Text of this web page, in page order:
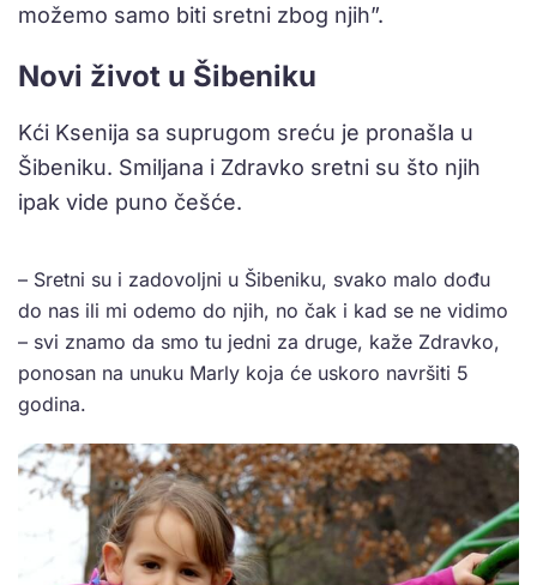
možemo samo biti sretni zbog njih”.
Novi život u Šibeniku
Kći Ksenija sa suprugom sreću je pronašla u
Šibeniku. Smiljana i Zdravko sretni su što njih
ipak vide puno češće.
– Sretni su i zadovoljni u Šibeniku, svako malo dođu
do nas ili mi odemo do njih, no čak i kad se ne vidimo
– svi znamo da smo tu jedni za druge, kaže Zdravko,
ponosan na unuku Marly koja će uskoro navršiti 5
godina.